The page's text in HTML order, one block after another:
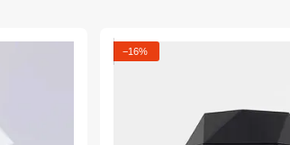
−16%